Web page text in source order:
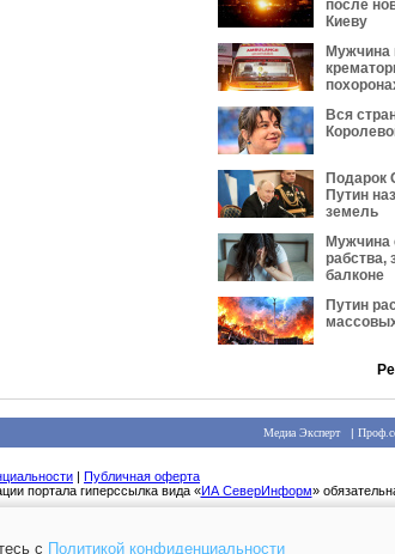
после
Киеву
Мужчина
Вся
Подарок
Путин
земель
Мужчина
рабства,
балконе
Путин
Медиа Эксперт|
| Публичная оферта
портала гиперссылка вида «ИА СеверИнформ»
с Политикой конфиденциальности